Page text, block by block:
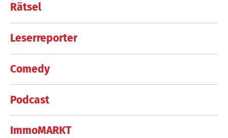
Rätsel
Leserreporter
Comedy
Podcast
ImmoMARKT